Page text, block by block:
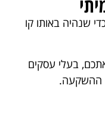
שנהיה באותו קו
בעלי עסקים
ההשקעה.